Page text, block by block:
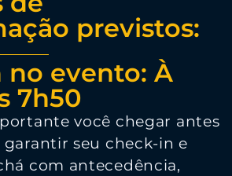
previstos:
no evento: À
7h50
você chegar antes
garantir seu check-in e
com antecedência,